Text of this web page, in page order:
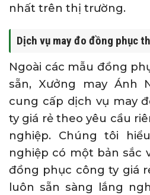
nhất trên thị trường.
Dịch vụ may đo đồng phục
Ngoài các mẫu đồng
sẵn, Xưởng may Ánh
cung cấp dịch vụ may
ty giá rẻ theo yêu cầu
nghiệp. Chúng tôi
nghiệp có một bản sắc
đồng phục công ty giá
luôn sẵn sàng lắng